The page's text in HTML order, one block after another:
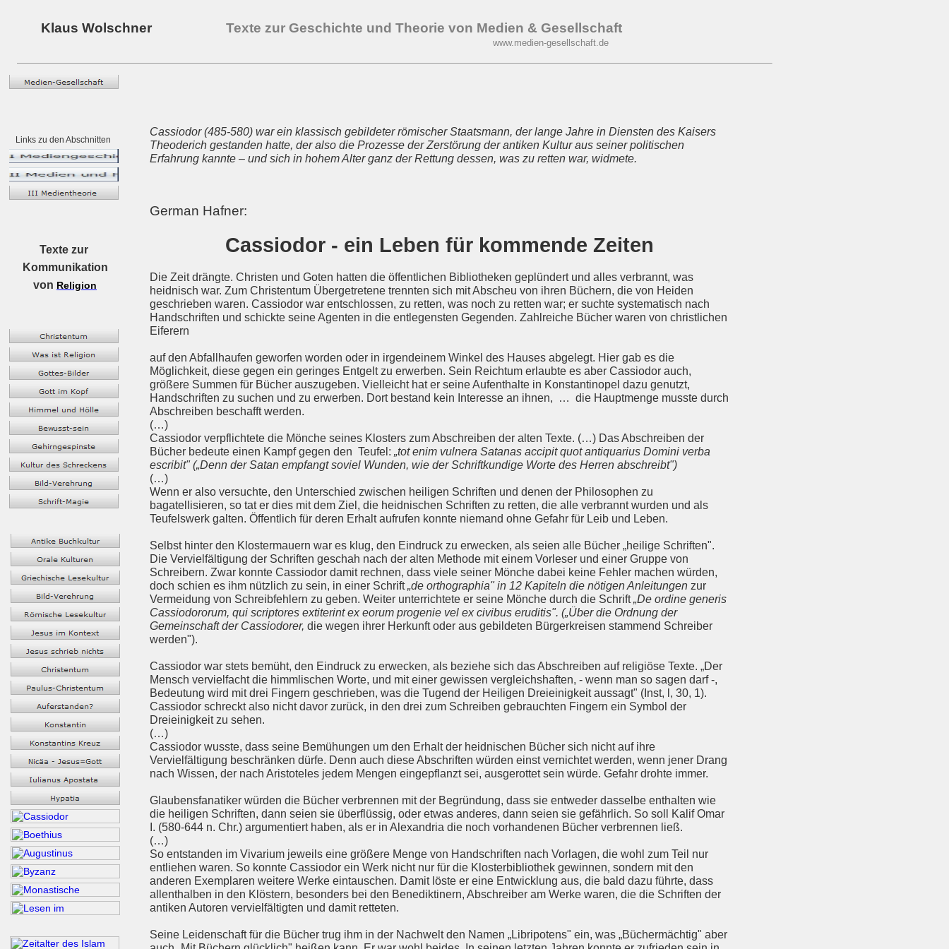
Klaus Wolschner Texte zur Geschichte und Theorie von Medien & Gesellschaft
www.medien-gesellschaft.de
Links zu den Abschnitten
Texte zur
Kommunikation
von Religion
Cassiodor (485-580) war ein klassisch gebildeter römischer Staatsmann, der lange Jahre in Diensten des Kaisers
Theoderich gestanden hatte, der also die Prozesse der Zerstörung der antiken Kultur aus seiner politischen
Erfahrung kannte – und sich in hohem Alter ganz der Rettung dessen, was zu retten war, widmete.
German Hafner:
Cassiodor - ein Leben für kommende Zeiten
Die Zeit drängte. Christen und Goten hatten die öffentlichen Bibliotheken geplündert und alles verbrannt, was
heidnisch war. Zum Christentum Übergetretene trennten sich mit Abscheu von ihren Büchern, die von Heiden
geschrieben waren. Cassiodor war entschlossen, zu retten, was noch zu retten war; er suchte systematisch nach
Handschriften und schickte seine Agenten in die entlegensten Gegenden. Zahlreiche Bücher waren von christlichen
Eiferern
auf den Abfallhaufen geworfen worden oder in irgendeinem Winkel des Hauses abgelegt. Hier gab es die
Möglichkeit, diese gegen ein geringes Entgelt zu erwerben. Sein Reichtum erlaubte es aber Cassiodor auch,
größere Summen für Bücher auszugeben. Vielleicht hat er seine Aufenthalte in Konstantinopel dazu genutzt,
Handschriften zu suchen und zu erwerben. Dort bestand kein Interesse an ihnen, … die Hauptmenge musste durch
Abschreiben beschafft werden.
(…)
Cassiodor verpflichtete die Mönche seines Klosters zum Abschreiben der alten Texte. (…) Das Abschreiben der
Bücher bedeute einen Kampf gegen den Teufel: „tot enim vulnera Satanas accipit quot antiquarius Domini verba
escribit" („Denn der Satan empfangt soviel Wunden, wie der Schriftkundige Worte des Herren abschreibt")
(…)
Wenn er also versuchte, den Unterschied zwischen heiligen Schriften und denen der Philosophen zu
bagatellisieren, so tat er dies mit dem Ziel, die heidnischen Schriften zu retten, die alle verbrannt wurden und als
Teufelswerk galten. Öffentlich für deren Erhalt aufrufen konnte niemand ohne Gefahr für Leib und Leben.
Selbst hinter den Klostermauern war es klug, den Eindruck zu erwecken, als seien alle Bücher „heilige Schriften".
Die Vervielfältigung der Schriften geschah nach der alten Methode mit einem Vorleser und einer Gruppe von
Schreibern. Zwar konnte Cassiodor damit rechnen, dass viele seiner Mönche dabei keine Fehler machen würden,
doch schien es ihm nützlich zu sein, in einer Schrift„de orthographia" in 12 Kapiteln die nötigen Anleitungen zur
Vermeidung von Schreibfehlern zu geben. Weiter unterrichtete er seine Mönche durch die Schrift„De ordine generis
Cassiodororum, qui scriptores extiterint ex eorum progenie vel ex civibus eruditis". („Über die Ordnung der
Gemeinschaft der Cassiodorer, die wegen ihrer Herkunft oder aus gebildeten Bürgerkreisen stammend Schreiber
werden").
Cassiodor war stets bemüht, den Eindruck zu erwecken, als beziehe sich das Abschreiben auf religiöse Texte. „Der
Mensch vervielfacht die himmlischen Worte, und mit einer gewissen vergleichshaften, - wenn man so sagen darf -,
Bedeutung wird mit drei Fingern geschrieben, was die Tugend der Heiligen Dreieinigkeit aussagt" (Inst, l, 30, 1).
Cassiodor schreckt also nicht davor zurück, in den drei zum Schreiben gebrauchten Fingern ein Symbol der
Dreieinigkeit zu sehen.
(…)
Cassiodor wusste, dass seine Bemühungen um den Erhalt der heidnischen Bücher sich nicht auf ihre
Vervielfältigung beschränken dürfe. Denn auch diese Abschriften würden einst vernichtet werden, wenn jener Drang
nach Wissen, der nach Aristoteles jedem Mengen eingepflanzt sei, ausgerottet sein würde. Gefahr drohte immer.
Glaubensfanatiker würden die Bücher verbrennen mit der Begründung, dass sie entweder dasselbe enthalten wie
die heiligen Schriften, dann seien sie überflüssig, oder etwas anderes, dann seien sie gefährlich. So soll Kalif Omar
I. (580-644 n. Chr.) argumentiert haben, als er in Alexandria die noch vorhandenen Bücher verbrennen ließ.
(…)
So entstanden im Vivarium jeweils eine größere Menge von Handschriften nach Vorlagen, die wohl zum Teil nur
entliehen waren. So konnte Cassiodor ein Werk nicht nur für die Klosterbibliothek gewinnen, sondern mit den
anderen Exemplaren weitere Werke eintauschen. Damit löste er eine Entwicklung aus, die bald dazu führte, dass
allenthalben in den Klöstern, besonders bei den Benediktinern, Abschreiber am Werke waren, die die Schriften der
antiken Autoren vervielfältigten und damit retteten.
Seine Leidenschaft für die Bücher trug ihm in der Nachwelt den Namen „Libripotens" ein, was „Büchermächtig" aber